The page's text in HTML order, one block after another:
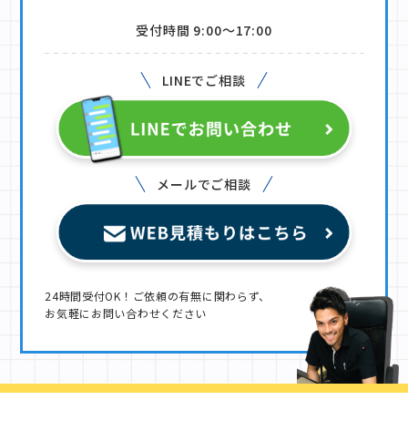
受付時間 9:00〜17:00
LINEでご相談
メールでご相談
24時間受付OK！ご依頼の有無に関わらず、
お気軽にお問い合わせください